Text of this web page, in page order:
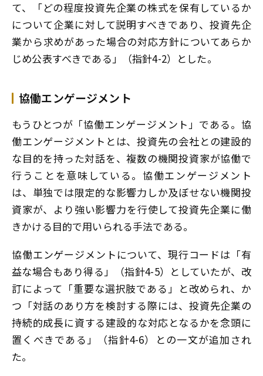
て、「どの程度投資先企業の株式を保有しているか
について企業に対して説明すべきであり、投資先企
業から求めがあった場合の対応方針についてあらか
じめ公表すべきである」（指針4-2）とした。
協働エンゲージメント
もうひとつが「協働エンゲージメント」である。協
働エンゲージメントとは、投資先の会社との建設的
な目的を持った対話を、複数の機関投資家が協働で
行うことを意味している。協働エンゲージメント
は、単独では限定的な影響力しか及ぼせない機関投
資家が、より強い影響力を行使して投資先企業に働
きかける目的で用いられる手法である。
協働エンゲージメントについて、現行コードは「有
益な場合もあり得る」（指針4-5）としていたが、改
訂によって「重要な選択肢である」と改められ、か
つ「対話のあり方を検討する際には、投資先企業の
持続的成長に資する建設的な対応となるかを念頭に
置くべきである」（指針4-6）との一文が追加され
た。